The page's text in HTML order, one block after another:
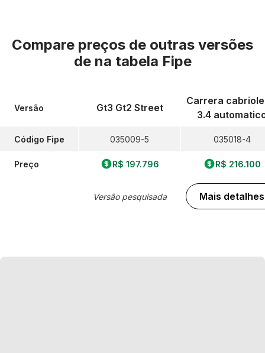
Compare preços de outras versões
de na tabela Fipe
Versão
Código Fipe
Preço
Gt3 Gt2 Street
035009-5
R$ 197.796
Versão pesquisada
Carrera
3.4
035018-4
R$ 216.100
Mais detalhes